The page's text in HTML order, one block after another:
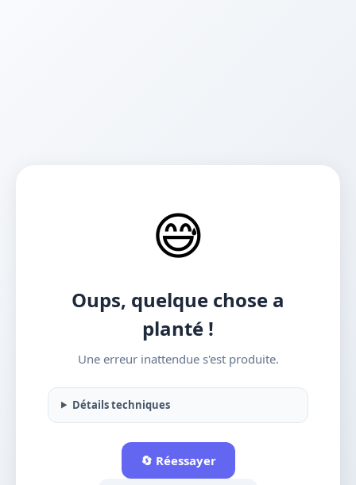
😅
Oups, quelque chose a
planté !
Une erreur inattendue s'est produite.
Détails techniques
🔄 Réessayer